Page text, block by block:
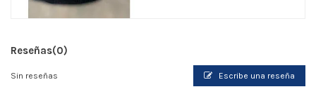
Reseñas(0)
Sin reseñas Escribe una reseña